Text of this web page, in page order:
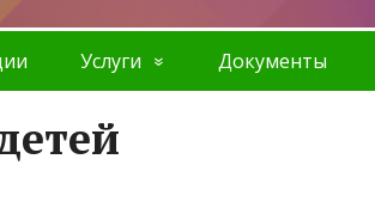
Услуги Документы